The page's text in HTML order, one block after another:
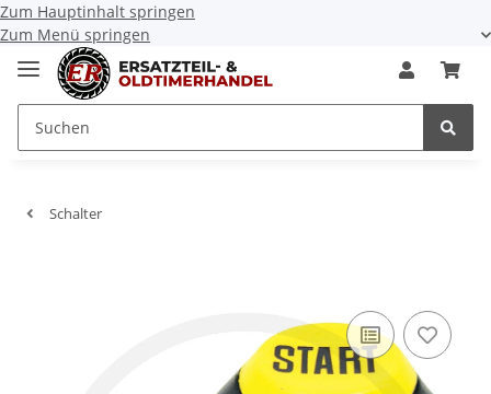
Zum Hauptinhalt springen
Zum Menü springen
Schalter